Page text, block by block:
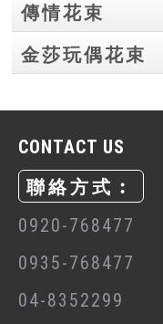
傳情花束
金莎玩偶花束
CONTACT US
聯絡方式︰
0920-768477
0935-768477
04-8352299